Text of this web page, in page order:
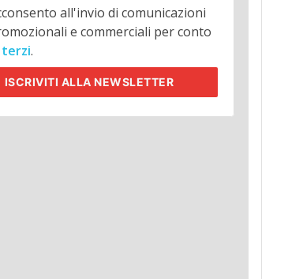
all'invio di comunicazioni
e commerciali per conto
terzi.
ISCRIVITI ALLA NEWSLETTER